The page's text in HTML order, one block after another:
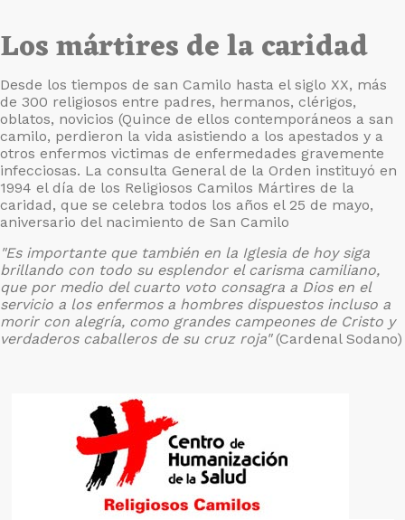
Los mártires de la caridad
Desde los tiempos de san Camilo hasta el siglo XX, más
de 300 religiosos entre padres, hermanos, clérigos,
oblatos, novicios (Quince de ellos contemporáneos a san
camilo, perdieron la vida asistiendo a los apestados y a
otros enfermos victimas de enfermedades gravemente
infecciosas. La consulta General de la Orden instituyó en
1994 el día de los Religiosos Camilos Mártires de la
caridad, que se celebra todos los años el 25 de mayo,
aniversario del nacimiento de San Camilo
"Es importante que también en la Iglesia de hoy siga
brillando con todo su esplendor el carisma camiliano,
que por medio del cuarto voto consagra a Dios en el
servicio a los enfermos a hombres dispuestos incluso a
morir con alegría, como grandes campeones de Cristo y
verdaderos caballeros de su cruz roja"(Cardenal Sodano)